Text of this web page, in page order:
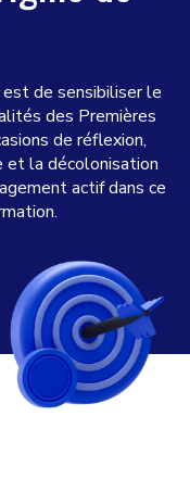
de sensibiliser le
des Premières
de réflexion,
et la décolonisation
actif dans ce